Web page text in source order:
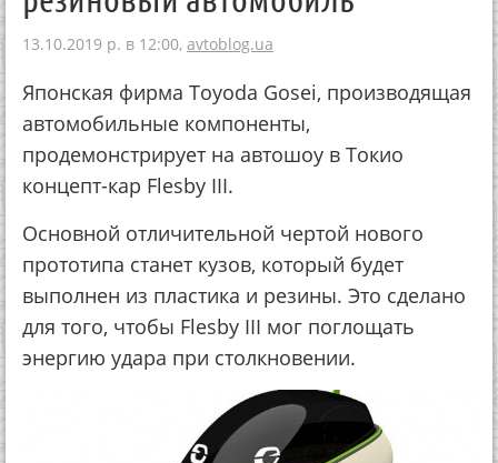
13.10.2019 р. в 12:00, avtoblog.ua
Японская фирма Toyoda Gosei, производящая
автомобильные компоненты,
продемонстрирует на автошоу в Токио
концепт-кар Flesby III.
Основной отличительной чертой нового
прототипа станет кузов, который будет
выполнен из пластика и резины. Это сделано
для того, чтобы Flesby III мог поглощать
энергию удара при столкновении.